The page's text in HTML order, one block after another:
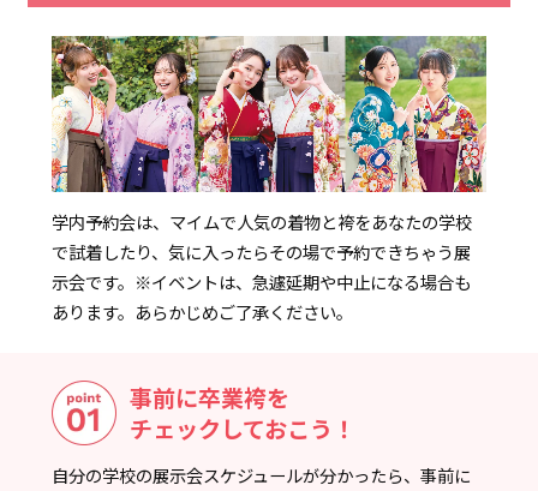
学内予約会は、マイムで人気の着物と袴をあなたの学校
で試着したり、気に入ったらその場で予約できちゃう展
示会です。 ※イベントは、急遽延期や中止になる場合も
あります。あらかじめご了承ください。
事前に卒業袴を
チェックしておこう！
自分の学校の展示会スケジュールが分かったら、事前に